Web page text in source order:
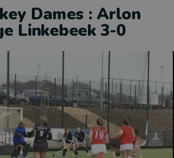
Dames : Arlon
Linkebeek 3-0